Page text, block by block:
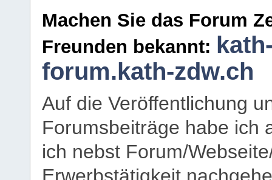
Machen Sie das Forum
Freunden bekannt:
forum.kath-zdw.ch
Auf die Veröffentlichung
Forumsbeiträge habe ich
ich nebst Forum/